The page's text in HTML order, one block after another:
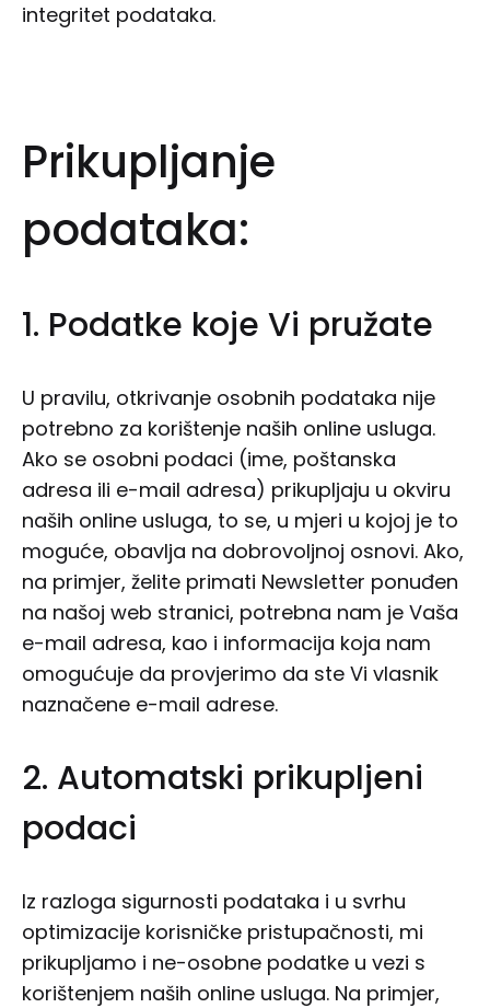
integritet podataka.
Prikupljanje
podataka:
1. Podatke koje Vi pružate
U pravilu, otkrivanje osobnih podataka nije
potrebno za korištenje naših online usluga.
Ako se osobni podaci (ime, poštanska
adresa ili e-mail adresa) prikupljaju u okviru
naših online usluga, to se, u mjeri u kojoj je to
moguće, obavlja na dobrovoljnoj osnovi. Ako,
na primjer, želite primati Newsletter ponuđen
na našoj web stranici, potrebna nam je Vaša
e-mail adresa, kao i informacija koja nam
omogućuje da provjerimo da ste Vi vlasnik
naznačene e-mail adrese.
2. Automatski prikupljeni
podaci
Iz razloga sigurnosti podataka i u svrhu
optimizacije korisničke pristupačnosti, mi
prikupljamo i ne-osobne podatke u vezi s
korištenjem naših online usluga. Na primjer,